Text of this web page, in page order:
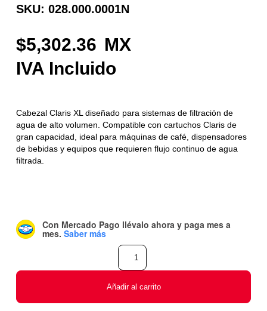
SKU: 028.000.0001N
5,302.36
Cabezal Claris XL diseñado para sistemas de filtración de
agua de alto volumen. Compatible con cartuchos Claris de
gran capacidad, ideal para máquinas de café, dispensadores
de bebidas y equipos que requieren flujo continuo de agua
filtrada.
Con Mercado Pago llévalo ahora y paga mes a
mes. Saber más
Añadir al carrito